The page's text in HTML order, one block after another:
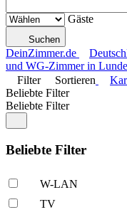
Gäste
Suchen
DeinZimmer.de
und WG-Zimmer in
Filter
Sortieren
Beliebte Filter
Beliebte Filter
Beliebte Filter
W-LAN
TV